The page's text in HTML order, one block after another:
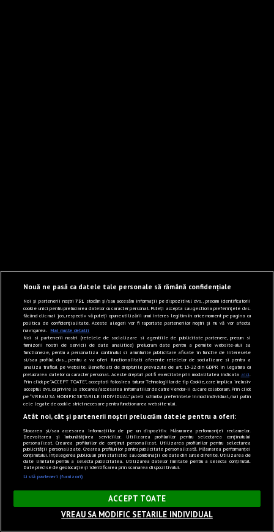
×
Nouă ne pasă ca datele tale personale să rămână confidențiale
Noi și partenerii noștri731 stocăm și/sau accesăm informații pe dispozitivul dvs., precum identificatorii
cookie unici pentru prelucrarea datelor cu caracter personal. Puteți accepta sau gestiona preferințele dvs.
făcând clic mai jos, respectiv vă puteți opune utilizării unui interes legitim în orice moment pe pagina cu
politica de confidențialitate. Aceste alegeri vor fi raportate partenerilor noștri și nu vă vor afecta
navigarea. Mai multe detalii
Noi si partenerii nostri (retelele de socializare si agentiile de publicitate partenere, precum si
furnizorii nostri de servicii de date analitice) prelucram date pentru a permite website-ului sa
functioneze, pentru a personaliza continutul si anunturile publicitare afisate in functie de interesele
si/sau profilul dvs., pentru a va oferi functionalitati aferente retelelor de socializare si pentru a
analiza traficul pe website. Beneficiati de drepturile prevazute de art. 15-22 din GDPR in legatura cu
prelucrarea datelor cu caracter personal. Aceste drepturi pot fi exercitate prin modalitatea indicata aici.
Prin click pe “ACCEPT TOATE”, acceptati folosirea tuturor Tehnologiilor de tip Cookie, care implica inclusiv
acceptul dvs. cu privire la stocarea/accesarea informatiilor de catre Vendor-ii cu care colaboram. Prin click
pe “VREAU SA MODIFIC SETARILE INDIVIDUAL” puteti schimba preferintele in mod individual, mai putin
cele legate de cookie strict necesare pentru functionarea website-ului.
Atât noi, cât și partenerii noștri prelucrăm datele pentru a oferi:
Stocarea și/sau accesarea informațiilor de pe un dispozitiv. Măsurarea performanței reclamelor.
Dezvoltarea și îmbunătățirea serviciilor. Utilizarea profilurilor pentru selectarea conținutului
personalizat. Crearea profilurilor de conținut personalizat. Utilizarea profilurilor pentru selectarea
publicității personalizate. Crearea profilurilor pentru publicitate personalizată. Măsurarea performanței
conținutului. Înțelegerea publicului prin statistici sau combinații de date din surse diferite. Utilizarea de
date limitate pentru a selecta publicitatea. Utilizarea datelor limitate pentru a selecta conținutul.
Date precise de geolocație și identificarea prin scanarea dispozitivului.
Listă parteneri (furnizori)
ACCEPT TOATE
VREAU SA MODIFIC SETARILE INDIVIDUAL